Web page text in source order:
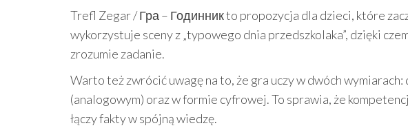
Trefl Zegar / Гра – Годинник to propozycja dla dzieci, które
wykorzystuje sceny z „typowego dnia przedszkolaka”, dzięki
zrozumie zadanie.
Warto też zwrócić uwagę na to, że gra uczy w dwóch
(analogowym) oraz w formie cyfrowej. To sprawia, że
łączy fakty w spójną wiedzę.